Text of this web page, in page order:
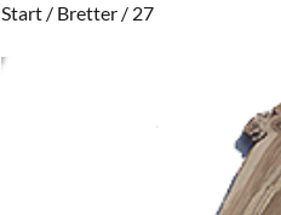
Start / Bretter / 27